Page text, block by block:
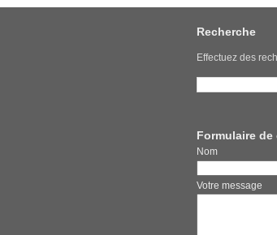
Recherche
Effectuez des
Formulaire
Votre message